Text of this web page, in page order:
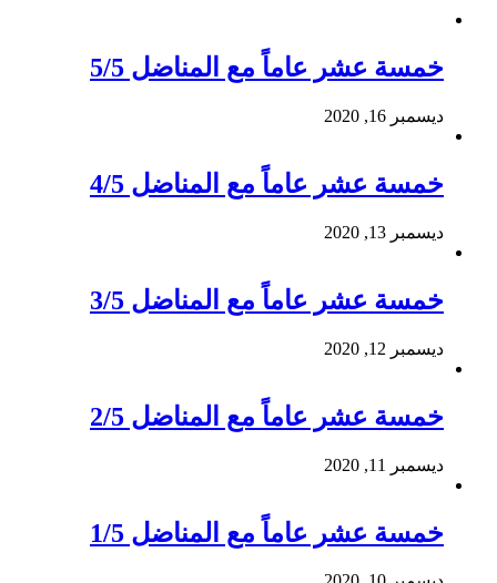
خمسة عشر عاماً مع المناضل 5/5
ديسمبر 16, 2020
خمسة عشر عاماً مع المناضل 4/5
ديسمبر 13, 2020
خمسة عشر عاماً مع المناضل 3/5
ديسمبر 12, 2020
خمسة عشر عاماً مع المناضل 2/5
ديسمبر 11, 2020
خمسة عشر عاماً مع المناضل 1/5